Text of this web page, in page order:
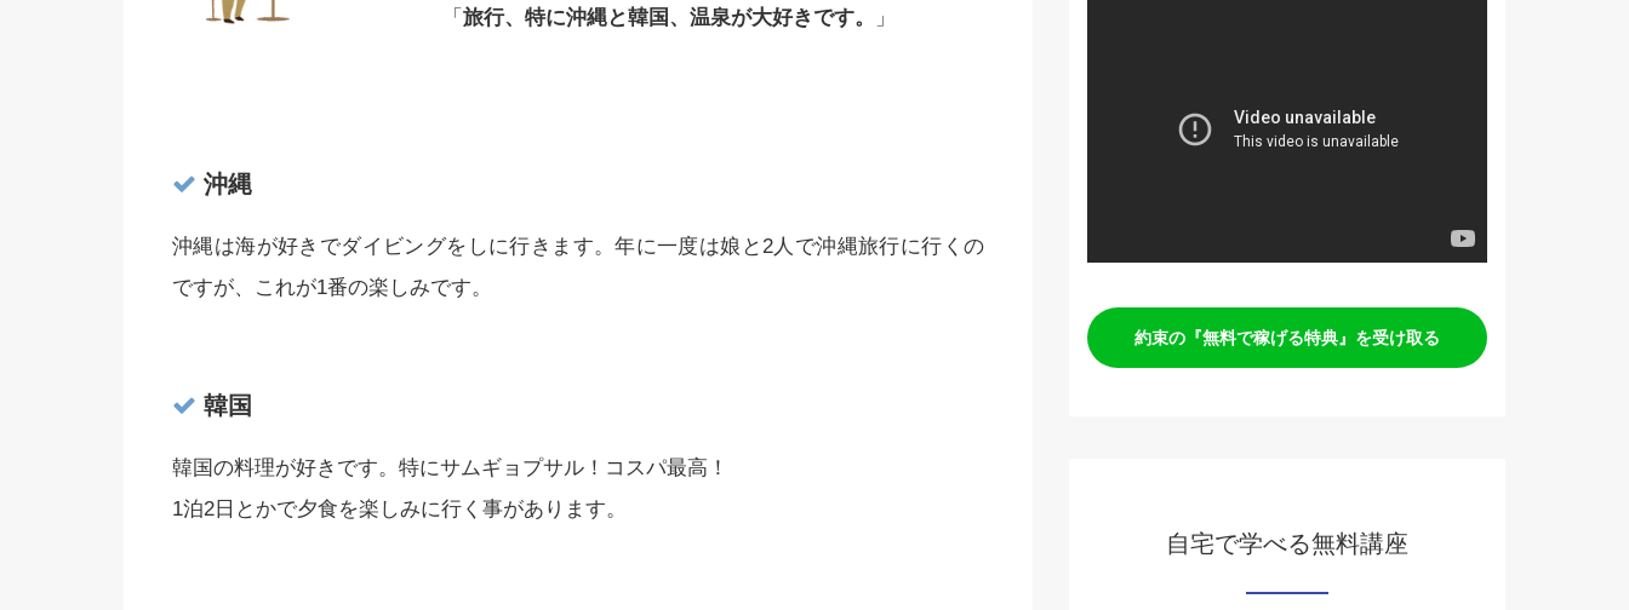
「 旅行、特に沖縄と韓国、温泉が大好きです。 」
沖縄
沖縄は海が好きでダイビングをしに行きます。年に一度は娘と2人で沖縄旅行に行くの
ですが、これが1番の楽しみです。
韓国
韓国の料理が好きです。特にサムギョプサル！コスパ最高！
1泊2日とかで夕食を楽しみに行く事があります。
約束の『無料で稼げる特典』を受け取る
自宅で学べる無料講座